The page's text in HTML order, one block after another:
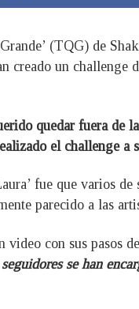
(TQG) de
creado un challenge
quedar fuera de
el challenge
fue que varios
parecido a las
con sus pasos
se han